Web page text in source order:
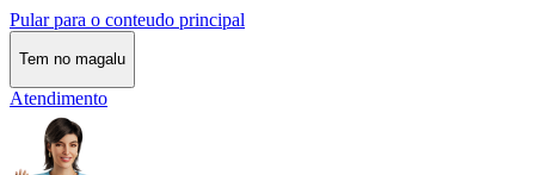
Pular para o conteudo principal
Tem no magalu
Atendimento